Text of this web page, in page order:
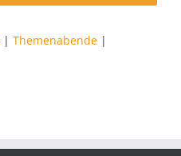
| Themenabende |